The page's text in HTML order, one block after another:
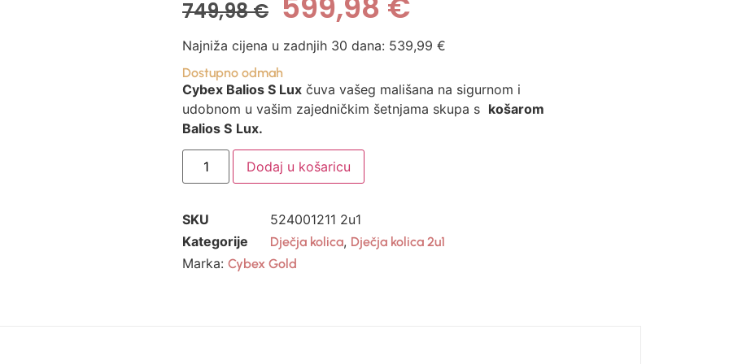
749,98€
Najniža cijena u zadnjih 30 dana: 539,99 €
Dostupno odmah
Cybex Balios S Lux čuva vašeg mališana na sigurnom i
udobnom u vašim zajedničkim šetnjama skupa s košarom
Balios S Lux.
Dodaj u košaricu
SKU
524001211 2u1
Kategorije
Dječja kolica, Dječja kolica 2u1
Marka: Cybex Gold